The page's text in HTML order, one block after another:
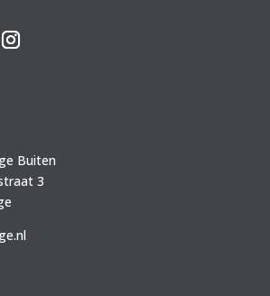
Buiten
3